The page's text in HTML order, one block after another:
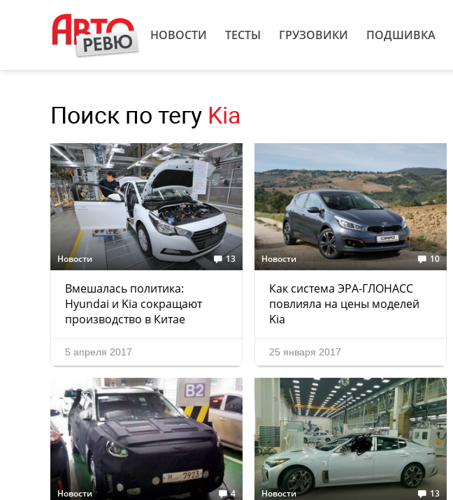
НОВОСТИ ТЕСТЫ ГРУЗОВИКИ ПОДШИВКА
Поиск по тегу Kia
Новости 13
Вмешалась политика:
Hyundai и Kia сокращают
производство в Китае
5 апреля 2017
Новости 10
Как система ЭРА-ГЛОНАСС
повлияла на цены моделей
Kia
25 января 2017
Новости 4 Новости 13